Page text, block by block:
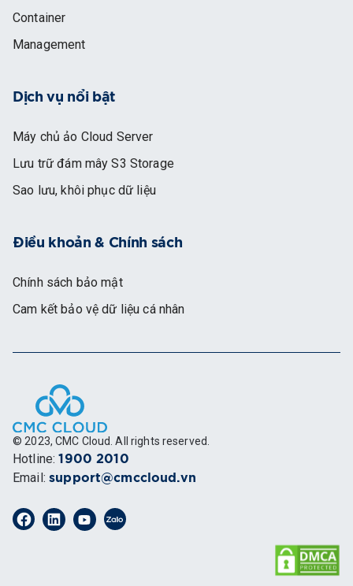
Container
Management
Dịch vụ nổi bật
Máy chủ ảo Cloud Server
Lưu trữ đám mây S3 Storage
Sao lưu, khôi phục dữ liệu
Điều khoản & Chính sách
Chính sách bảo mật
Cam kết bảo vệ dữ liệu cá nhân
© 2023, CMC Cloud. All rights reserved.
Hotline: 1900 2010
Email: support@cmccloud.vn